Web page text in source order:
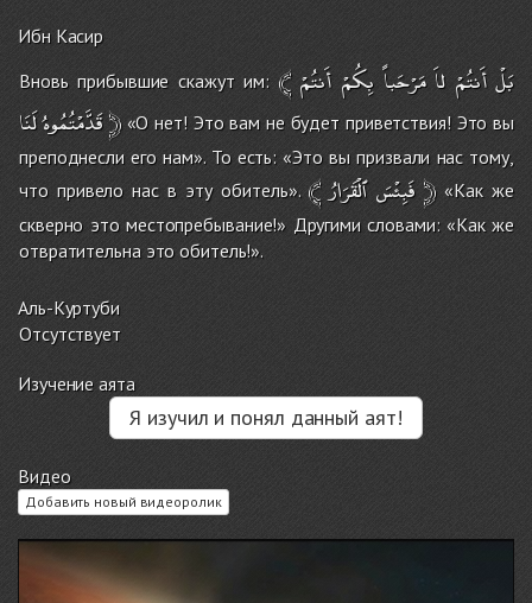
Ибн Касир
Вновь прибывшие скажут им: ﴾ بَلْ أَنتُمْ لاَ مَرْحَباً بِكُمْ أَنتُمْ
قَدَّمْتُمُوهُلَنَا ﴿«О нет! Это вам не будет приветствия! Это вы
преподнесли его нам». То есть: «Это вы призвали нас тому,
что привело нас в эту обитель». ﴾ فَبِئْسَ ٱلْقَرَارُ ﴿«Как же
скверно это местопребывание!» Другими словами: «Как же
отвратительна это обитель!».
Аль-Куртуби
Отсутствует
Изучение аята
Я изучил и понял данный аят!
Видео
Добавить новый видеоролик